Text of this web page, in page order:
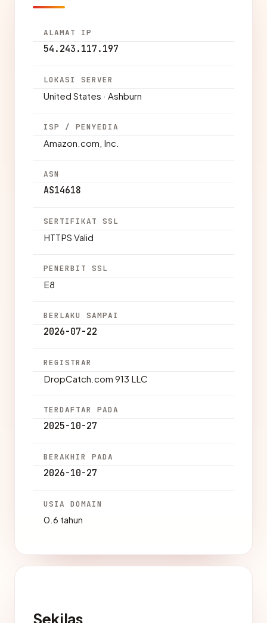
ALAMAT IP
54.243.117.197
LOKASI SERVER
United States · Ashburn
ISP / PENYEDIA
Amazon.com, Inc.
ASN
AS14618
SERTIFIKAT SSL
HTTPS Valid
PENERBIT SSL
E8
BERLAKU SAMPAI
2026-07-22
REGISTRAR
DropCatch.com 913 LLC
TERDAFTAR PADA
2025-10-27
BERAKHIR PADA
2026-10-27
USIA DOMAIN
0.6 tahun
Sekilas